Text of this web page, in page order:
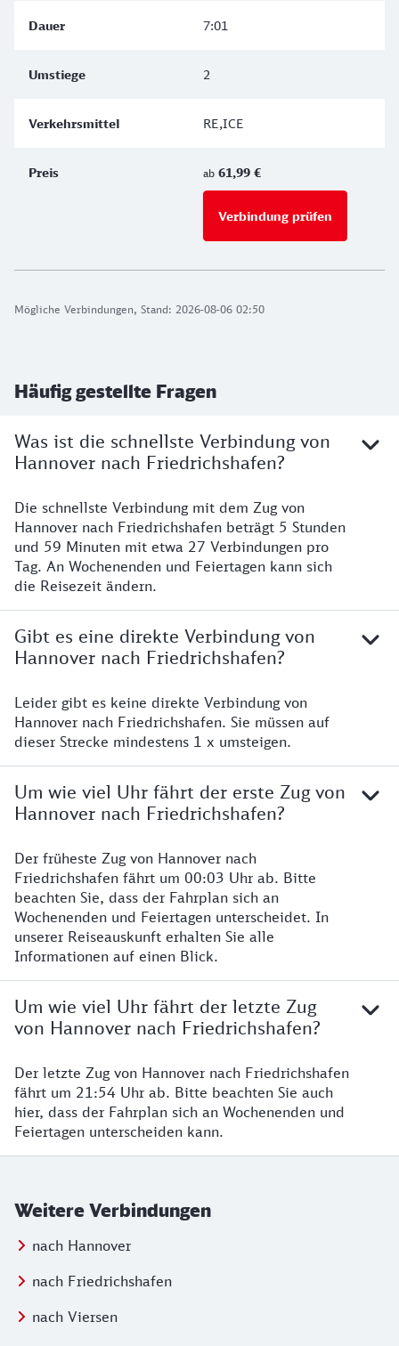
Mögliche Verbindungen, Stand: 2026-08-06 02:50
7:01
2
RE,ICE
ab 61,99 €
Verbindung prüfen
Häufig gestellte Fragen
Was ist die schnellste Verbindung von
Hannover nach Friedrichshafen?
Die schnellste Verbindung mit dem Zug von
Hannover nach Friedrichshafen beträgt 5 Stunden
und 59 Minuten mit etwa 27 Verbindungen pro
Tag. An Wochenenden und Feiertagen kann sich
die Reisezeit ändern.
Gibt es eine direkte Verbindung von
Hannover nach Friedrichshafen?
Leider gibt es keine direkte Verbindung von
Hannover nach Friedrichshafen. Sie müssen auf
dieser Strecke mindestens 1 x umsteigen.
Um wie viel Uhr fährt der erste Zug von
Hannover nach Friedrichshafen?
Der früheste Zug von Hannover nach
Friedrichshafen fährt um 00:03 Uhr ab. Bitte
beachten Sie, dass der Fahrplan sich an
Wochenenden und Feiertagen unterscheidet. In
unserer Reiseauskunft erhalten Sie alle
Informationen auf einen Blick.
Um wie viel Uhr fährt der letzte Zug
von Hannover nach Friedrichshafen?
Der letzte Zug von Hannover nach Friedrichshafen
fährt um 21:54 Uhr ab. Bitte beachten Sie auch
hier, dass der Fahrplan sich an Wochenenden und
Feiertagen unterscheiden kann.
Weitere Verbindungen
nach Hannover
nach Friedrichshafen
nach Viersen